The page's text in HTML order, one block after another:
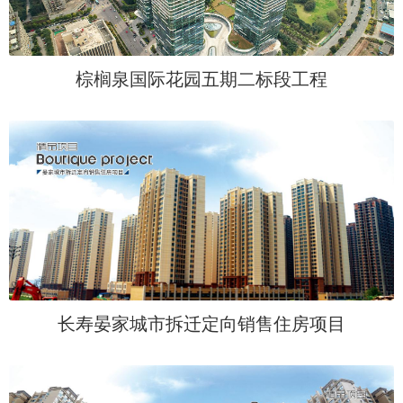
棕榈泉国际花园五期二标段工程
长寿晏家城市拆迁定向销售住房项目